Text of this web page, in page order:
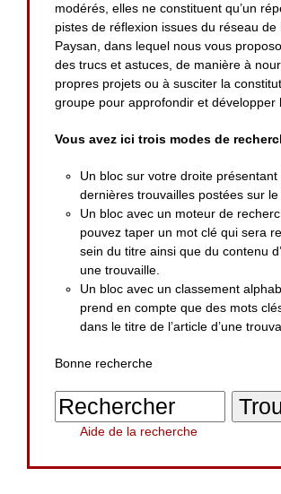
modérés, elles ne constituent qu’un
pistes de réflexion issues du réseau de
Paysan, dans lequel nous vous
des trucs et astuces, de manière à
propres projets ou à susciter la
groupe pour approfondir et développer
Vous avez ici trois modes de
Un bloc sur votre droite présentant
dernières trouvailles postées sur le
Un bloc avec un moteur de
pouvez taper un mot clé qui sera
sein du titre ainsi que du contenu
une trouvaille.
Un bloc avec un classement
prend en compte que des mots
dans le titre de l’article d’une
Bonne recherche
Aide de la recherche